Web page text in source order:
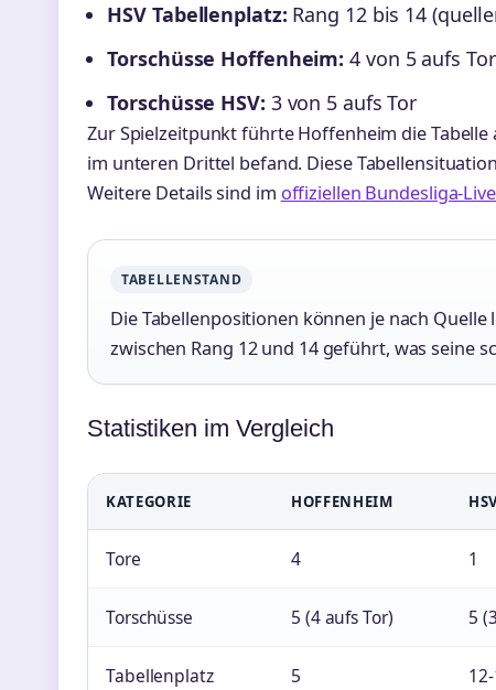
HSV Tabellenplatz: Rang 12 bis 14
Torschüsse Hoffenheim: 4 von 5 aufs Tor
Torschüsse HSV: 3 von 5 aufs Tor
Zur Spielzeitpunkt führte Hoffenheim die Tabelle
im unteren Drittel befand. Diese
Weitere Details sind im offiziellen Bundesliga-
TABELLENSTAND
Die Tabellenpositionen können je nach
zwischen Rang 12 und 14 geführt, was seine
Statistiken im Vergleich
KATEGORIE HOFFENHEIM
Tore 4 1
Torschüsse 5 (4 aufs Tor) 5
Tabellenplatz 5